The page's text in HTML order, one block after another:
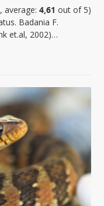
4,61 out of 5)
Badania F.
et.al, 2002)…